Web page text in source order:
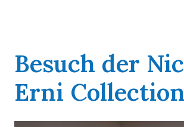
Besuch der
Erni Collection